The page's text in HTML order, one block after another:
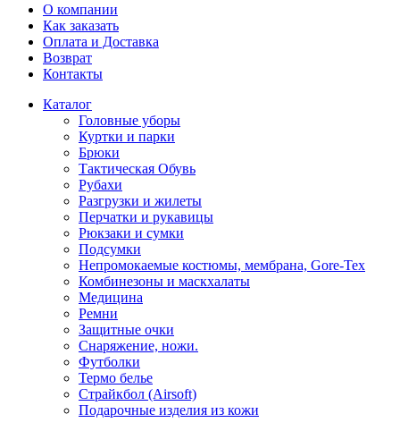
О компании
Как заказать
Оплата и Доставка
Возврат
Контакты
Каталог
Головные уборы
Куртки и парки
Брюки
Тактическая Обувь
Рубахи
Разгрузки и жилеты
Перчатки и рукавицы
Рюкзаки и сумки
Подсумки
Непромокаемые костюмы, мембрана, Gore-Tex
Комбинезоны и маскхалаты
Медицина
Ремни
Защитные очки
Снаряжение, ножи.
Футболки
Термо белье
Страйкбол (Airsoft)
Подарочные изделия из кожи